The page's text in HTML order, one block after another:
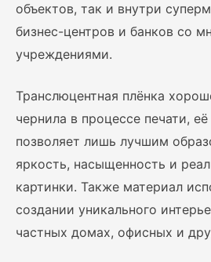
объектов, так и внутри
бизнес-центров и банков со
учреждениями.
Транслюцентная плёнка
чернила в процессе печати,
позволяет лишь лучшим
яркость, насыщенность и
картинки. Также материал
создании уникального
частных домах, офисных и